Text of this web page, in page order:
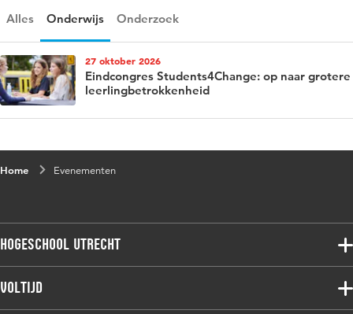
Alles Onderwijs Onderzoek
Eindcongres Students4Change: op naar grotere
leerlingbetrokkenheid
27 oktober 2026
Home Evenementen
Hogeschool Utrecht
Voltijdopleidingen
Deeltijdopleidingen
Voltijd